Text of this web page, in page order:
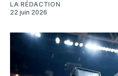
LA RÉDACTION
22 juin 2026